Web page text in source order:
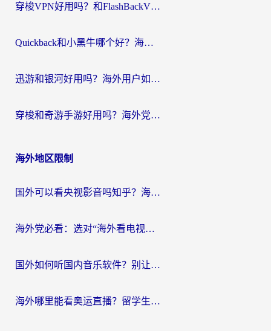
穿梭VPN好用吗？和FlashBackVPN对比哪个回国效果更好？
Quickback和小黑牛哪个好？海外党亲测指南，选对回国加速器秒回国内
迅游和银河好用吗？海外用户如何选择回国加速器实现无缝访问国内资源
穿梭和奇游手游好用吗？海外党亲测3款回国加速器，附蜜蜂加速器七天试用攻略
海外地区限制
国外可以看央视影音吗知乎？海外党亲测有效的回国加速方案
海外党必看：选对“海外看电视剧软件”，再也不用愁国内剧刷不了
国外如何听国内音乐软件？别让地域限制，断了你的中文歌单
海外哪里能看奥运直播？留学生&海外华人必看的体育赛事观赛终极指南